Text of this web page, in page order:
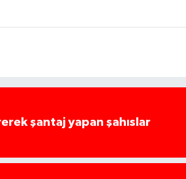
şantaj yapan şahıslar